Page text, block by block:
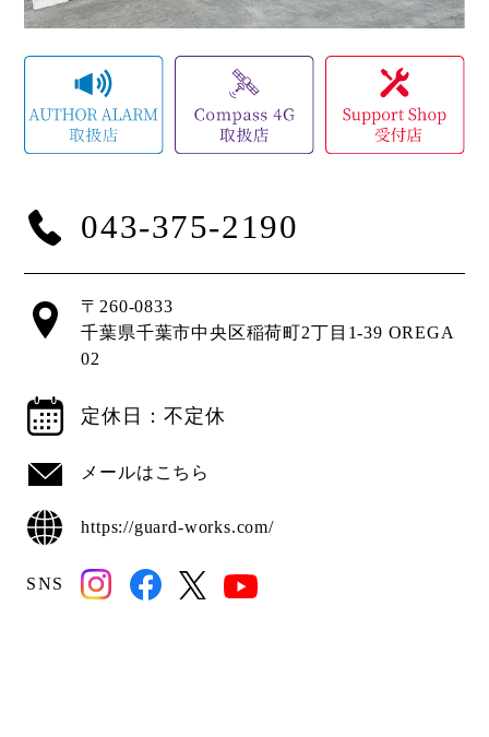
043-375-2190
〒260-0833
千葉県千葉市中央区稲荷町2丁目1-39 OREGA
02
定休日：不定休
メールはこちら
https://guard-works.com/
SNS